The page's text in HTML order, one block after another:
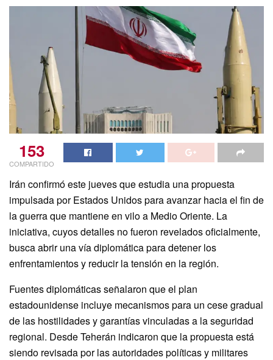
153
COMPARTIDO
Irán confirmó este jueves que estudia una propuesta
impulsada por Estados Unidos para avanzar hacia el fin de
la guerra que mantiene en vilo a Medio Oriente. La
iniciativa, cuyos detalles no fueron revelados oficialmente,
busca abrir una vía diplomática para detener los
enfrentamientos y reducir la tensión en la región.
Fuentes diplomáticas señalaron que el plan
estadounidense incluye mecanismos para un cese gradual
de las hostilidades y garantías vinculadas a la seguridad
regional. Desde Teherán indicaron que la propuesta está
siendo revisada por las autoridades políticas y militares